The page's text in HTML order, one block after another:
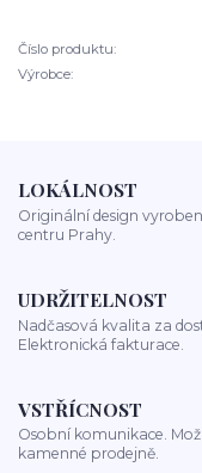
Číslo produktu:
Výrobce:
LOKÁLNOST
Originální design
centru Prahy.
UDRŽITELNOST
Nadčasová kvalita za
Elektronická fakturace.
VSTŘÍCNOST
Osobní komunikace.
kamenné prodejně.